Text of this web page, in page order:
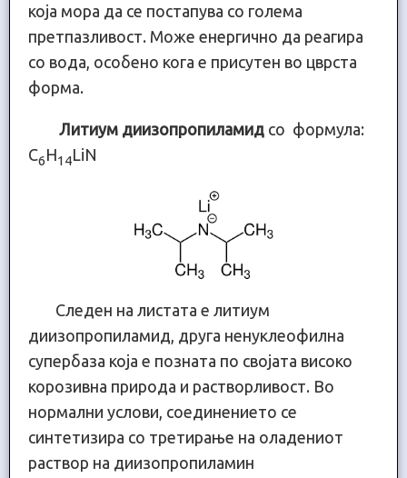
која мора да се постапува со голема
претпазливост. Може енергично да реагира
со вода, особено кога е присутен во цврста
форма.
Литиум диизопропиламид со формула:
C6H14LiN
Следен на листата е литиум
диизопропиламид, друга ненуклеофилна
супербаза која е позната по својата високо
корозивна природа и растворливост. Во
нормални услови, соединението се
синтетизира со третирање на оладениот
раствор на диизопропиламин